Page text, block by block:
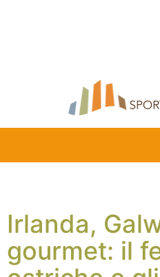
Irlanda,
gourmet: il